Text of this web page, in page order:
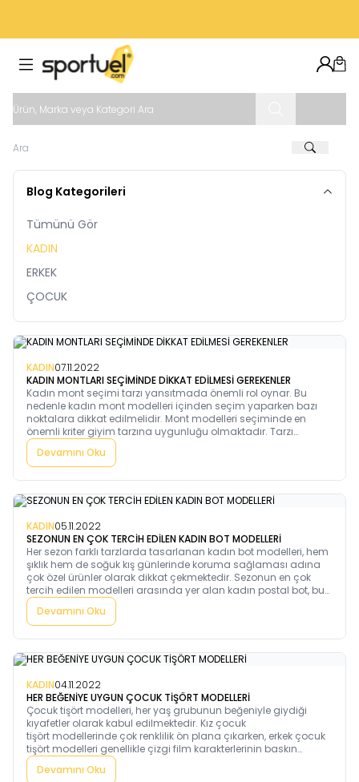
Blog Kategorileri
Tümünü Gör
KADIN
ERKEK
ÇOCUK
KADIN07.11.2022
KADIN MONTLARI SEÇİMİNDE DİKKAT EDİLMESİ GEREKENLER
Kadın mont seçimi tarzı yansıtmada önemli rol oynar. Bu
nedenle kadın mont modelleri içinden seçim yaparken bazı
noktalara dikkat edilmelidir. Mont modelleri seçiminde en
önemli kriter giyim tarzına uygunluğu olmaktadır. Tarzı
yansıtan diğer giyim gruplarına uyması ve bir bütünlük
sağlaması için kendi giyim tarzınıza uygun modeller tercih
etmelisiniz.
Devamını Oku
KADIN05.11.2022
SEZONUN EN ÇOK TERCİH EDİLEN KADIN BOT MODELLERİ
Her sezon farklı tarzlarda tasarlanan kadın bot modelleri, hem
şıklık hem de soğuk kış günlerinde koruma sağlaması adına
çok özel ürünler olarak dikkat çekmektedir. Sezonun en çok
tercih edilen modelleri arasında yer alan kadın postal bot, bu
sezon en trend ürünler arasındaki yerini almaktadır. Kış
dönemleri için maksimum koruma sağlayan su geçirmez bot
kadın için vazgeçilmez bir model olarak öne çıkarken, yaz
dönemi için de benzer bir tarzı benimseyen kadın spor bot ile
şıklığı yakalamaktadır.
Devamını Oku
KADIN04.11.2022
HER BEĞENİYE UYGUN ÇOCUK TİŞÖRT MODELLERİ
Çocuk tişört modelleri, her yaş grubunun beğeniyle giydiği
kıyafetler olarak kabul edilmektedir. Kız çocuk
tişört modellerinde çok renklilik ön plana çıkarken, erkek çocuk
tişört modelleri genellikle çizgi film karakterlerinin baskın
olmaktadır. Kış dönemleri tercihlerinde ise kız çocuk uzun kollu
tişört daha fazla kullanılmaktadır.
Devamını Oku